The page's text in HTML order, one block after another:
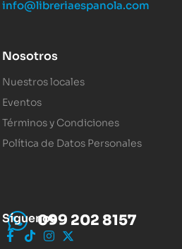
info@libreriaespanola.com
Nosotros
Nuestros locales
Eventos
Términos y Condiciones
Política de Datos Personales
099 202 8157
Síguenos